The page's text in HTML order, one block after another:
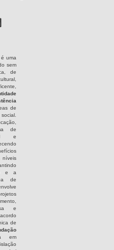
é uma
sem
de
de
de
e
níveis
e a
de
e
de
em